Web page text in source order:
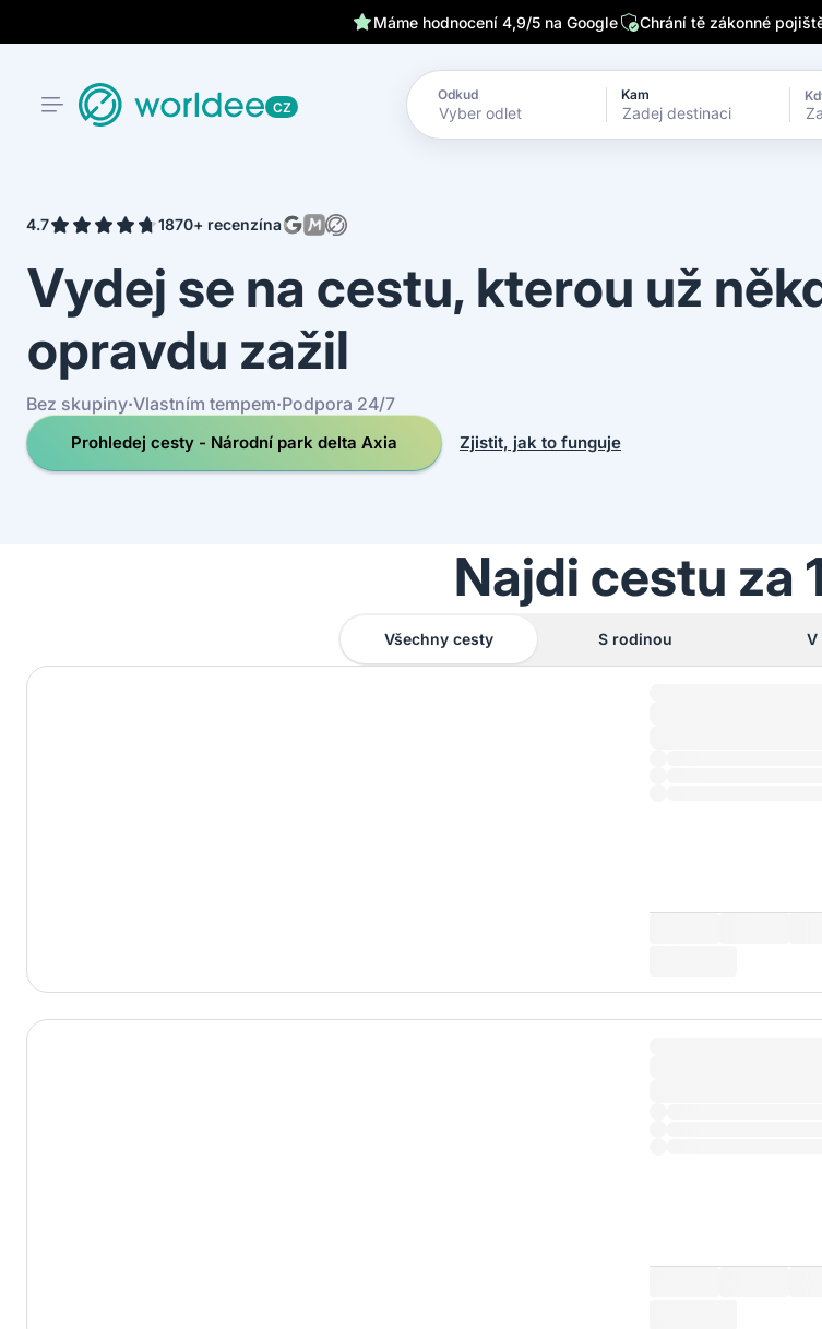
Máme hodnocení 4,9/5 na Google Chrání tě zákonné
CZ
Odkud Kam
4.7 1870+ recenzína
Vydej se na cestu, kterou už
opravdu zažil
Bez skupiny·Vlastním tempem·Podpora 24/7
Prohledej cesty - Národní park delta Axia Zjistit, jak to funguje
Najdi cestu za
Všechny cesty S rodinou V